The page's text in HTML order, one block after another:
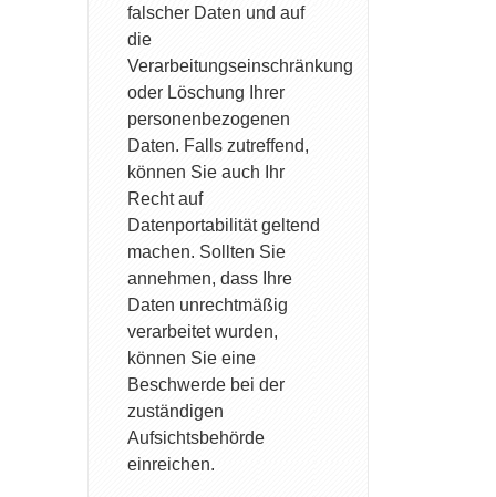
falscher Daten und auf
die
Verarbeitungseinschränkung
oder Löschung Ihrer
personenbezogenen
Daten. Falls zutreffend,
können Sie auch Ihr
Recht auf
Datenportabilität geltend
machen. Sollten Sie
annehmen, dass Ihre
Daten unrechtmäßig
verarbeitet wurden,
können Sie eine
Beschwerde bei der
zuständigen
Aufsichtsbehörde
einreichen.